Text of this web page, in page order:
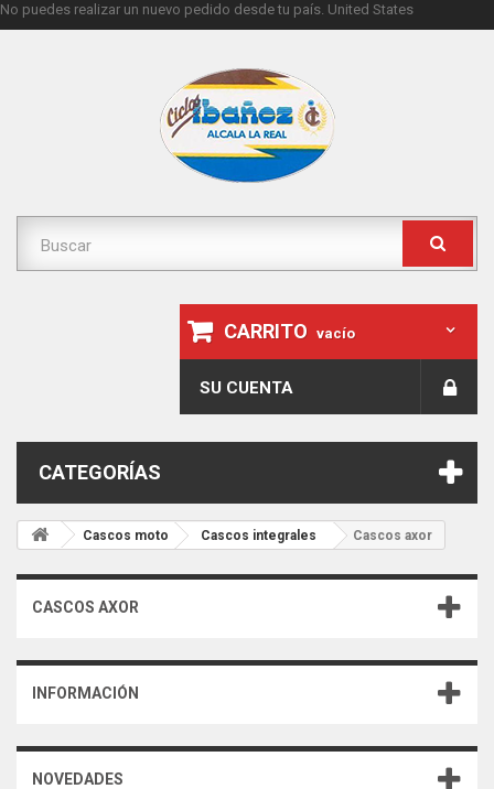
No puedes realizar un nuevo pedido desde tu país. United States
CARRITO vacío
SU CUENTA
CATEGORÍAS
Cascos moto Cascos integrales Cascos axor
CASCOS AXOR
INFORMACIÓN
NOVEDADES